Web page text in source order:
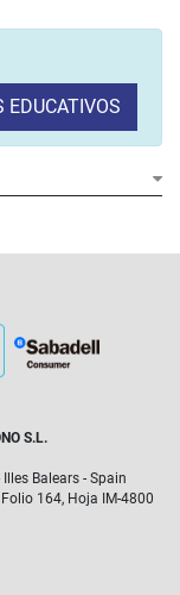
EDUCATIVOS
S.L.
Balears - Spain
164, Hoja IM-4800